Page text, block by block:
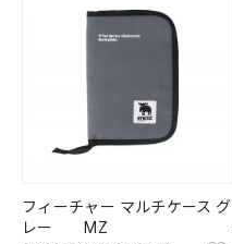
フィーチャー マルチケース グ
レー MZ